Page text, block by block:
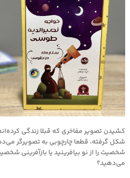
کشیدن تصویر مفاخری که قبلا زندگی
شکل گرفته، قطعا چارچوبی به تصویرگر
شخصیت را از نو بیافرینید یا بازآفرینی
می‌دهید؟